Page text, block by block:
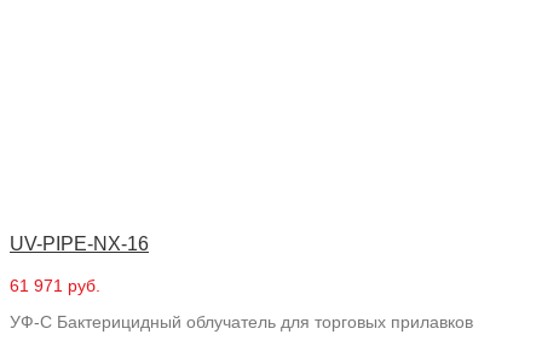
UV-PIPE-NX-16
61 971 руб.
УФ-С Бактерицидный облучатель для торговых прилавков